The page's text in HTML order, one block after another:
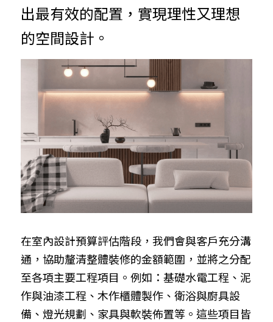
出最有效的配置，實現理性又理想
的空間設計。
在室內設計預算評估階段，我們會與客戶充分溝
通，協助釐清整體裝修的金額範圍，並將之分配
至各項主要工程項目。例如：基礎水電工程、泥
作與油漆工程、木作櫃體製作、衛浴與廚具設
備、燈光規劃、家具與軟裝佈置等。這些項目皆